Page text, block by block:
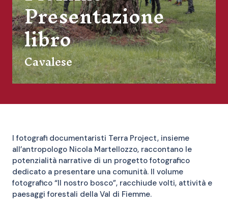
Presentazione
libro
Cavalese
I fotografi documentaristi Terra Project, insieme
all’antropologo Nicola Martellozzo, raccontano le
potenzialità narrative di un progetto fotografico
dedicato a presentare una comunità. Il volume
fotografico “Il nostro bosco”, racchiude volti, attività e
paesaggi forestali della Val di Fiemme.